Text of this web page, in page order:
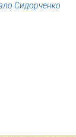
Сидорченко